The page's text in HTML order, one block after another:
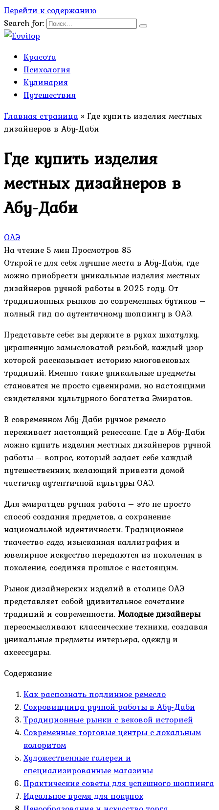
Перейти к содержанию
Search for:
Красота
Психология
Кулинария
Путешествия
Главная страница » Где купить изделия местных
дизайнеров в Абу-Даби
Где купить изделия
местных дизайнеров в
Абу-Даби
ОАЭ
На чтение 5 мин Просмотров 85
Откройте для себя лучшие места в Абу-Даби, где
можно приобрести уникальные изделия местных
дизайнеров ручной работы в 2025 году. От
традиционных рынков до современных бутиков –
полный гид по аутентичному шоппингу в ОАЭ.
Представьте себе: вы держите в руках шкатулку,
украшенную замысловатой резьбой, каждый узор
которой рассказывает историю многовековых
традиций. Именно такие уникальные предметы
становятся не просто сувенирами, но настоящими
свидетелями культурного богатства Эмиратов.
В современном Абу-Даби ручное ремесло
переживает настоящий ренессанс. Где в Абу-Даби
можно купить изделия местных дизайнеров ручной
работы – вопрос, который задает себе каждый
путешественник, желающий привезти домой
частичку аутентичной культуры ОАЭ.
Для эмиратцев ручная работа – это не просто
способ создания предметов, а сохранение
национальной идентичности. Традиционное
ткачество садо, изысканная каллиграфия и
ювелирное искусство передаются из поколения в
поколение, соединяя прошлое с настоящим.
Рынок дизайнерских изделий в столице ОАЭ
представляет собой удивительное сочетание
традиций и современности.Молодые дизайнеры
переосмысливают классические техники, создавая
уникальные предметы интерьера, одежду и
аксессуары.
Содержание
Как распознать подлинное ремесло
Сокровищница ручной работы в Абу-Даби
Традиционные рынки с вековой историей
Современные торговые центры с локальным
колоритом
Художественные галереи и
специализированные магазины
Практические советы для успешного шоппинга
Идеальное время для покупок